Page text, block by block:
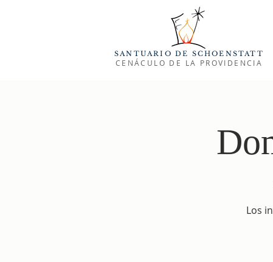
SANTUARIO DE SCHOENSTATT
CENÁCULO DE LA PROVIDENCIA
Los